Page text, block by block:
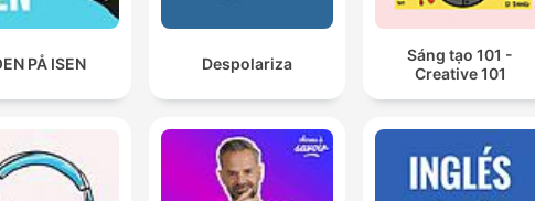
PÅ ISEN Despolariza
Sáng tạo 101 -
Creative 101